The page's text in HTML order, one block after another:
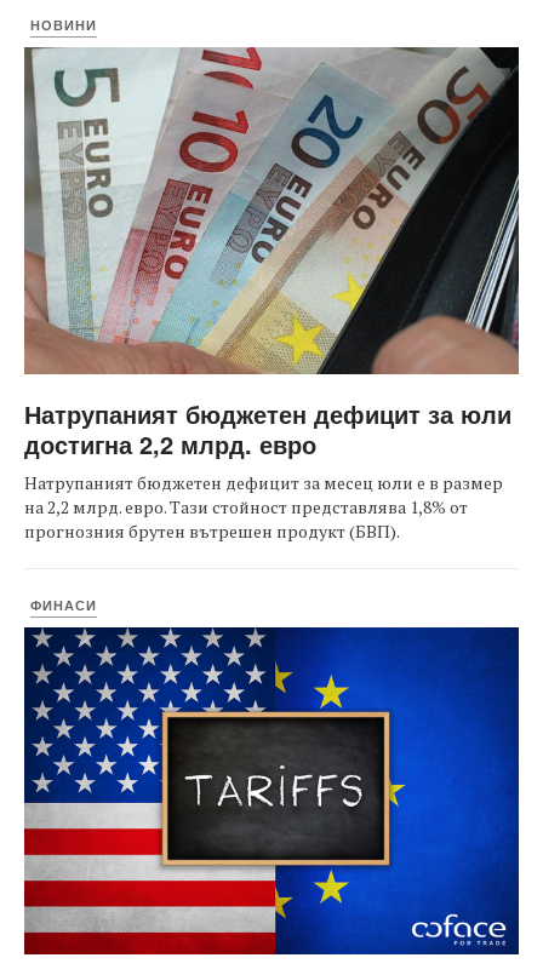
НОВИНИ
Натрупаният бюджетен дефицит за юли
достигна 2,2 млрд. евро
Натрупаният бюджетен дефицит за месец юли е в размер
на 2,2 млрд. евро. Тази стойност представлява 1,8% от
прогнозния брутен вътрешен продукт (БВП).
ФИНАСИ